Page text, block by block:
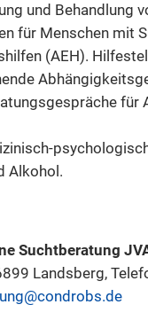
und Behandlung
für Menschen mit
(AEH).
für
Alkohol.
Suchtberatung
Landsberg,